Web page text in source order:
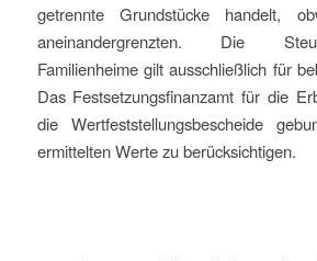
getrennte Grundstücke handelt,
aneinandergrenzten. Die
Familienheime gilt ausschließlich für
Das Festsetzungsfinanzamt für die
die Wertfeststellungsbescheide
ermittelten Werte zu berücksichtigen.